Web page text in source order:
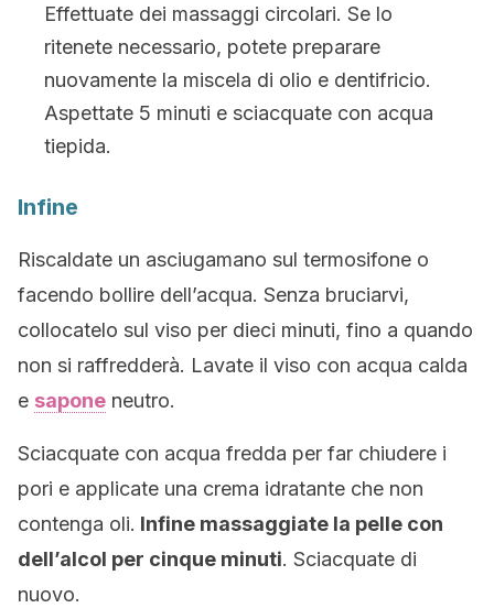
Effettuate dei massaggi circolari. Se lo
ritenete necessario, potete preparare
nuovamente la miscela di olio e dentifricio.
Aspettate 5 minuti e sciacquate con acqua
tiepida.
Infine
Riscaldate un asciugamano sul termosifone o
facendo bollire dell’acqua. Senza bruciarvi,
collocatelo sul viso per dieci minuti, fino a quando
non si raffredderà. Lavate il viso con acqua calda
e sapone neutro.
Sciacquate con acqua fredda per far chiudere i
pori e applicate una crema idratante che non
contenga oli. Infine massaggiate la pelle con
dell’alcol per cinque minuti. Sciacquate di
nuovo.